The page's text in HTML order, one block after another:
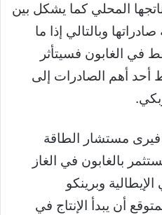
من ناتجها المحلي كما يشكل بين
صادراتها وبالتالي إذا ما
في الغابون فسيتأثر
أحد أهم الصادرات إلى
فيرى مستشار الطاقة
بالغابون في الغاز
وبرينكو
أن يبدأ الإنتاج في